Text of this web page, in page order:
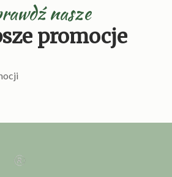
nasze
promocje